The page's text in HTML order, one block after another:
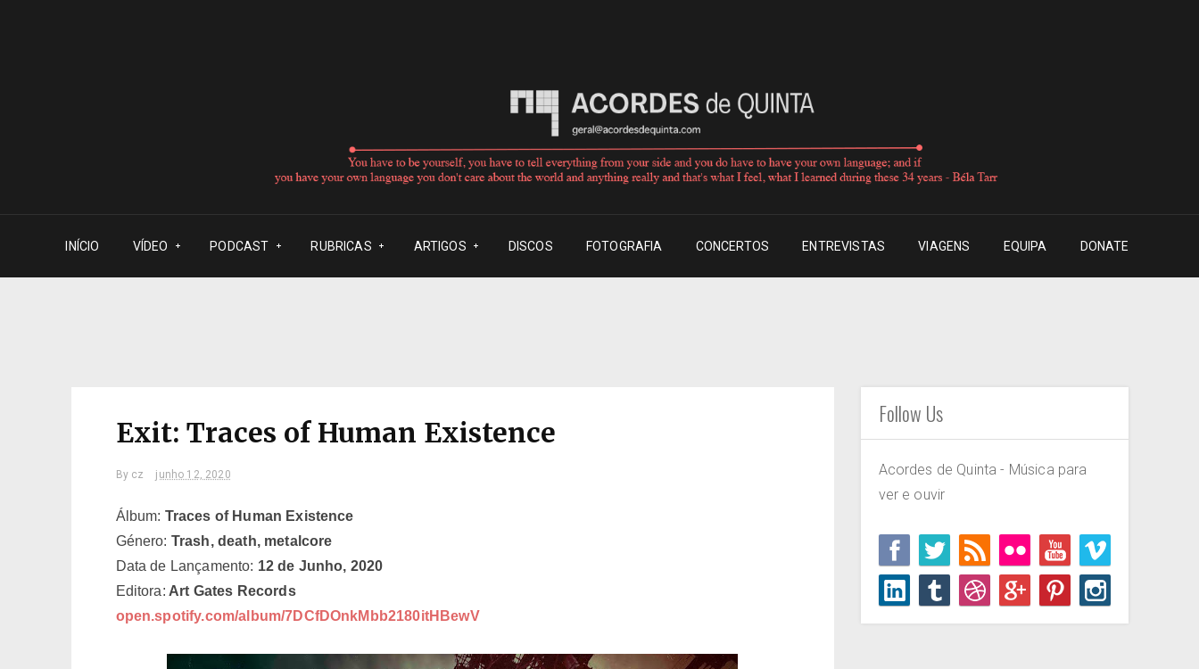
INÍCIO VÍDEO PODCAST RUBRICAS ARTIGOS DISCOS FOTOGRAFIA CONCERTOS ENTREVISTAS VIAGENS EQUIPA DONATE
Exit: Traces of Human Existence
By cz junho 12, 2020
Álbum: Traces of Human Existence
Género: Trash, death, metalcore
Data de Lançamento: 12 de Junho, 2020
Editora: Art Gates Records
open.spotify.com/album/7DCfDOnkMbb2180itHBewV
Follow Us
Acordes de Quinta - Música para
ver e ouvir